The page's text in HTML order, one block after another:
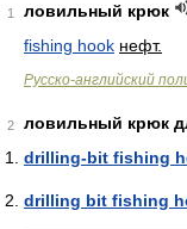
1
ловильный крюк
fishing hook нефт.
Русско-английский
2
ловильный крюк
drilling-bit fishing
drilling bit fishing